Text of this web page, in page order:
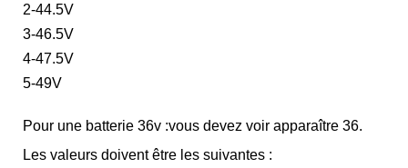
2-44.5V
3-46.5V
4-47.5V
5-49V
Pour une batterie 36v :vous devez voir apparaître 36.
Les valeurs doivent être les suivantes :